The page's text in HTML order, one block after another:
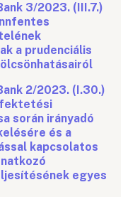
3/2023. (III.7.)
a prudenciális
2/2023. (I.30.)
során irányadó
és a
kapcsolatos
egyes